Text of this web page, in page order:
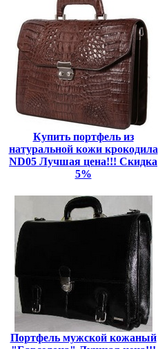
Купить портфель из
натуральной кожи крокодила
ND05 Лучшая цена!!! Скидка
5%
Портфель мужской кожаный